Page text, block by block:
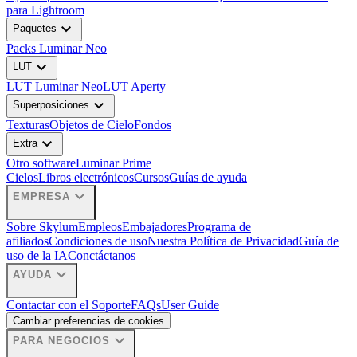
para Lightroom
Paquetes expand_more
Packs Luminar Neo
LUT expand_more
LUT Luminar NeoLUT Aperty
Superposiciones expand_more
TexturasObjetos de CieloFondos
Extraexpand_more
Otro softwareLuminar Prime
CielosLibros electrónicosCursosGuías de ayuda
EMPRESA expand_more
Sobre SkylumEmpleosEmbajadoresPrograma de
afiliadosCondiciones de usoNuestra Política de PrivacidadGuía de
uso de la IAConctáctanos
AYUDA expand_more
Contactar con el SoporteFAQsUser Guide
Cambiar preferencias de cookies
PARA NEGOCIOS expand_more